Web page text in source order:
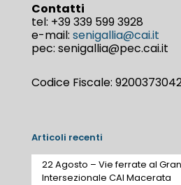
Contatti
tel: +39 339 599 3928
e-mail: senigallia@cai.it
pec: senigallia@pec.cai.it
Codice Fiscale:
Articoli recenti
22 Agosto – Vie ferrate al
Intersezionale CAI Macerata